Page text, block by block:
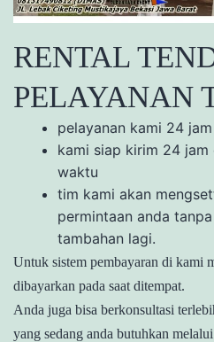
RENTAL
PELAYANAN
pelayanan kami 24
kami siap kirim 24
waktu
tim kami akan
permintaan anda
tambahan lagi.
Untuk sistem pembayaran di kami
dibayarkan pada saat ditempat.
Anda juga bisa berkonsultasi
yang sedang anda butuhkan